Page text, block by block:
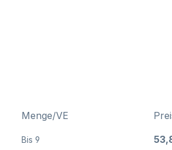
Menge/VE
Bis 9